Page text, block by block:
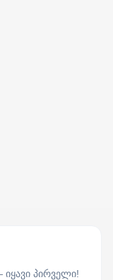
იყავი პირველი!